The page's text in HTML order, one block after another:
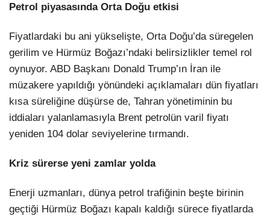
Petrol piyasasında Orta Doğu etkisi
Fiyatlardaki bu ani yükselişte, Orta Doğu’da süregelen
gerilim ve Hürmüz Boğazı’ndaki belirsizlikler temel rol
oynuyor. ABD Başkanı Donald Trump’ın İran ile
müzakere yapıldığı yönündeki açıklamaları dün fiyatları
kısa süreliğine düşürse de, Tahran yönetiminin bu
iddiaları yalanlamasıyla Brent petrolün varil fiyatı
yeniden 104 dolar seviyelerine tırmandı.
Kriz sürerse yeni zamlar yolda
Enerji uzmanları, dünya petrol trafiğinin beşte birinin
geçtiği Hürmüz Boğazı kapalı kaldığı sürece fiyatlarda